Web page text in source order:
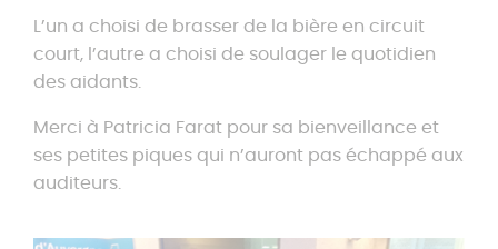
L’un a choisi de brasser de la bière en circuit
court, l’autre a choisi de soulager le quotidien
des aidants.
Merci à Patricia Farat pour sa bienveillance et
ses petites piques qui n’auront pas échappé aux
auditeurs.